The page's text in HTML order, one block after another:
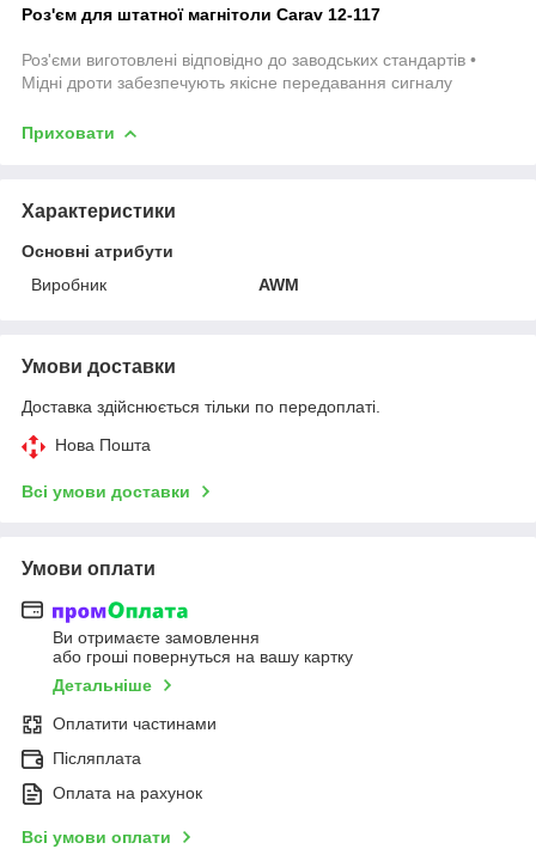
Роз'єм для штатної магнітоли Carav 12-117
Роз'єми виготовлені відповідно до заводських стандартів •
Мідні дроти забезпечують якісне передавання сигналу
Приховати
Характеристики
Основні атрибути
Виробник
AWM
Умови доставки
Доставка здійснюється тільки по передоплаті.
Нова Пошта
Всі умови доставки
Умови оплати
Ви отримаєте замовлення
або гроші повернуться на вашу картку
Детальніше
Оплатити частинами
Післяплата
Оплата на рахунок
Всі умови оплати